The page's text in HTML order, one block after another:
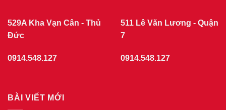
529A Kha Vạn Cân - Thủ
Đức
0914.548.127
511 Lê Văn Lương - Quận
7
0914.548.127
BÀI VIẾT MỚI